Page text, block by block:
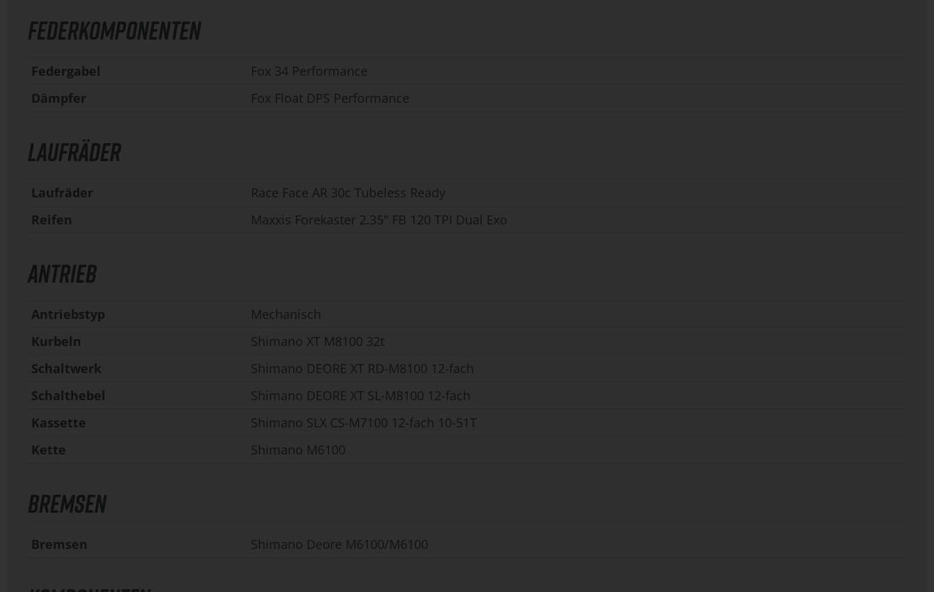
FEDERKOMPONENTEN
Federgabel
Fox 34 Performance
Dämpfer
Fox Float DPS Performance
LAUFRÄDER
Laufräder
Race Face AR 30c Tubeless Ready
Reifen
Maxxis Forekaster 2.35" FB 120 TPI Dual Exo
ANTRIEB
Antriebstyp
Mechanisch
Kurbeln
Shimano XT M8100 32t
Schaltwerk
Shimano DEORE XT RD-M8100 12-fach
Schalthebel
Shimano DEORE XT SL-M8100 12-fach
Kassette
Shimano SLX CS-M7100 12-fach 10-51T
Kette
Shimano M6100
BREMSEN
Bremsen Shimano Deore M6100/M6100